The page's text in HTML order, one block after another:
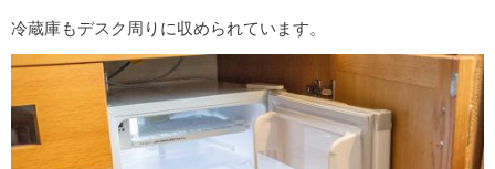
冷蔵庫もデスク周りに収められています。